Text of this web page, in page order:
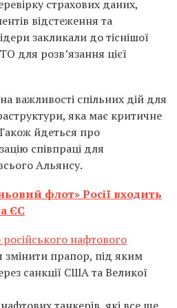
страхових даних,
відстеження та
закликали до тіснішої
для розв’язання цієї
важливості спільних дій для
яка має критичне
йдеться про
співпраці для
Альянсу.
флот» Росії входить
ЄС
російського нафтового
змінити прапор, під яким
санкції США та Великої